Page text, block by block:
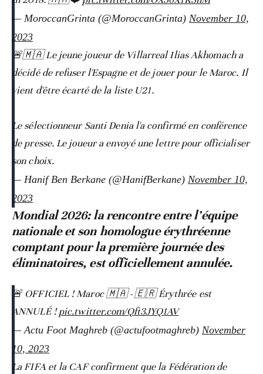
— MoroccanGrinta (@MoroccanGrinta) November 10,
2023
🚨🇲🇦 Le jeune joueur de Villarreal Ilias Akhomach a
décidé de refuser l'Espagne et de jouer pour le Maroc. Il
vient d'être écarté de la liste U21.
Le sélectionneur Santi Denia l'a confirmé en conférence
de presse. Le joueur a envoyé une lettre pour officialiser
son choix.
— Hanif Ben Berkane (@HanifBerkane) November 10,
2023
Mondial 2026: la rencontre entre l’équipe
nationale et son homologue érythréenne
comptant pour la première journée des
éliminatoires, est officiellement annulée.
🚨 OFFICIEL ! Maroc 🇲🇦 - 🇪🇷 Érythrée est
ANNULÉ !pic.twitter.com/Qft3JYQ1AV
— Actu Foot Maghreb (@actufootmaghreb) November
10, 2023
La FIFA et la CAF confirment que la Fédération de